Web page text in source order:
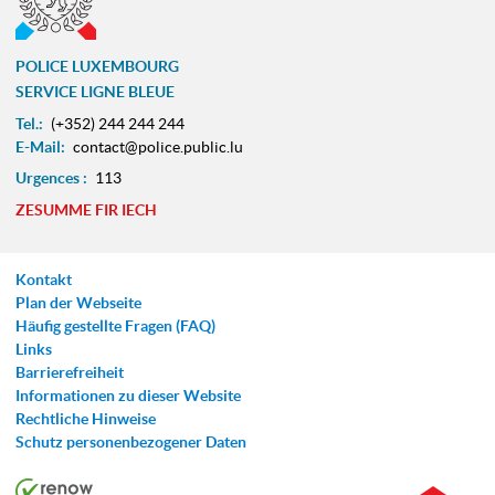
POLICE LUXEMBOURG
SERVICE LIGNE BLEUE
Tel.: (+352) 244 244 244
E-Mail: contact@police.public.lu
Urgences : 113
ZESUMME FIR IECH
Kontakt
Plan der Webseite
Häufig gestellte Fragen (FAQ)
Links
Barrierefreiheit
Informationen zu dieser Website
Rechtliche Hinweise
Schutz personenbezogener Daten